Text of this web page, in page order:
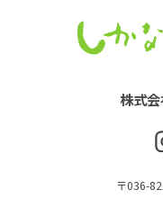
株式
〒036-